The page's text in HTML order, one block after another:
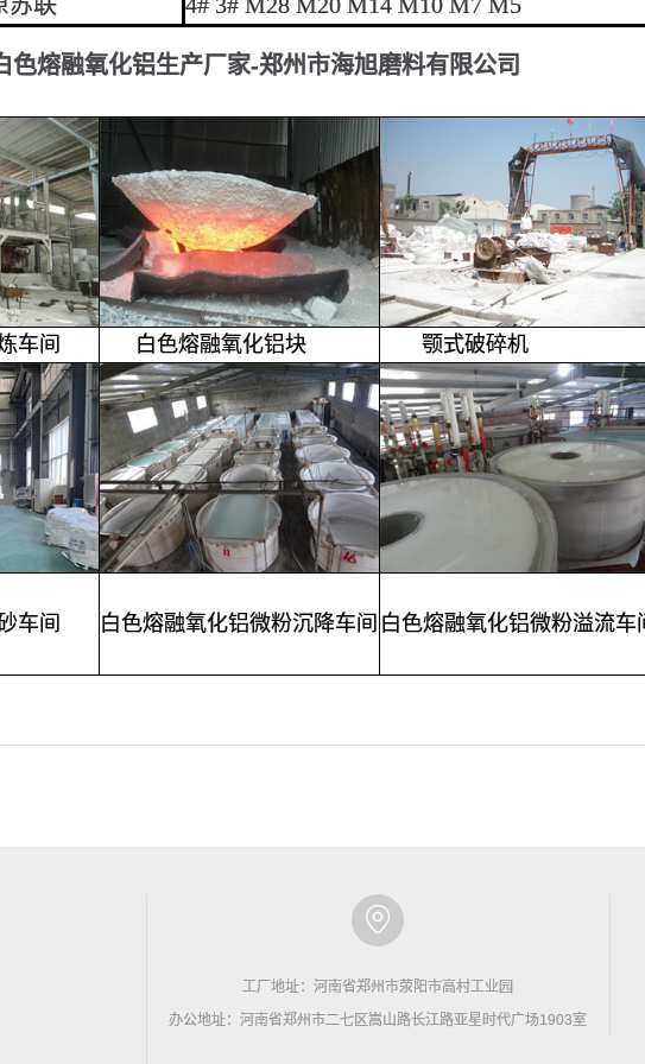
色熔融氧化铝生产厂家-郑州市海旭磨料有限公司
车间 白色熔融氧化铝块 颚式破碎机
车间 白色熔融氧化铝微粉沉降车间 白色熔融氧化铝微粉溢流车
工厂地址：河南省郑州市荥阳市高村工业园
办公地址：河南省郑州市二七区嵩山路长江路亚星时代广场1903室